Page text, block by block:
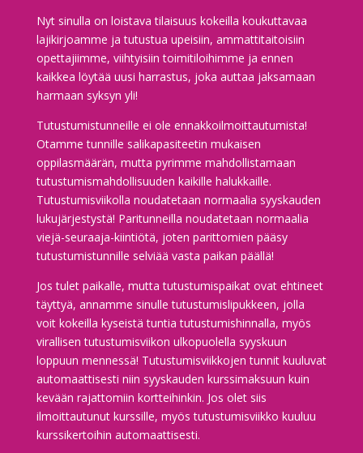
Nyt sinulla on loistava tilaisuus kokeilla koukuttavaa
lajikirjoamme ja tutustua upeisiin, ammattitaitoisiin
opettajiimme, viihtyisiin toimitiloihimme ja ennen
kaikkea löytää uusi harrastus, joka auttaa jaksamaan
harmaan syksyn yli!
Tutustumistunneille ei ole ennakkoilmoittautumista!
Otamme tunnille salikapasiteetin mukaisen
oppilasmäärän, mutta pyrimme mahdollistamaan
tutustumismahdollisuuden kaikille halukkaille.
Tutustumisviikolla noudatetaan normaalia syyskauden
lukujärjestystä! Paritunneilla noudatetaan normaalia
viejä-seuraaja-kiintiötä, joten parittomien pääsy
tutustumistunnille selviää vasta paikan päällä!
Jos tulet paikalle, mutta tutustumispaikat ovat ehtineet
täyttyä, annamme sinulle tutustumislipukkeen, jolla
voit kokeilla kyseistä tuntia tutustumishinnalla, myös
virallisen tutustumisviikon ulkopuolella syyskuun
loppuun mennessä! Tutustumisviikkojen tunnit kuuluvat
automaattisesti niin syyskauden kurssimaksuun kuin
kevään rajattomiin kortteihinkin. Jos olet siis
ilmoittautunut kurssille, myös tutustumisviikko kuuluu
kurssikertoihin automaattisesti.